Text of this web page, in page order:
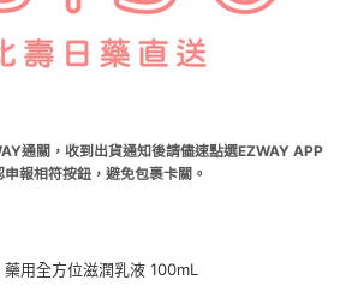
通關，收到出貨通知後請儘速點選EZWAY APP
申報相符按鈕，避免包裹卡關。
藥用全方位滋潤乳液 100mL